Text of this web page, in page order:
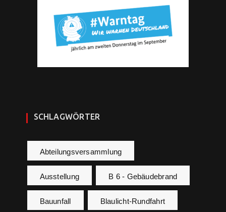
SCHLAGWÖRTER
Abteilungsversammlung
Ausstellung B 6 - Gebäudebrand
Bauunfall Blaulicht-Rundfahrt